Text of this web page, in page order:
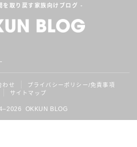
を取り戻す家族向けブログ -
わせ
プライバシーポリシー/免責事項
サイトマップ
OKKUN BLOG